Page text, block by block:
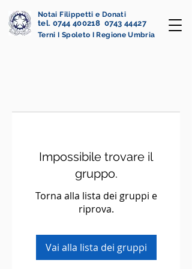
Notai Filippetti e Donati
tel. 0744 400218 0743 44427
Terni I Spoleto I Regione Umbria
Impossibile trovare il
gruppo.
Torna alla lista dei gruppi e
riprova.
Vai alla lista dei gruppi